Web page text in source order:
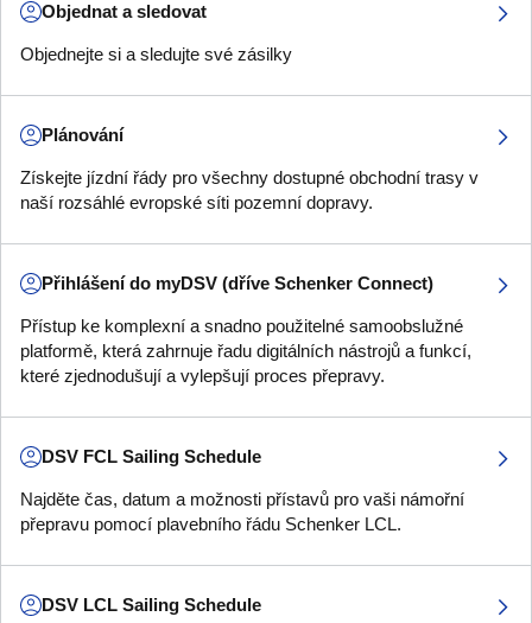
Objednat a sledovat
Objednejte si a sledujte své zásilky
Plánování
Získejte jízdní řády pro všechny dostupné obchodní trasy v
naší rozsáhlé evropské síti pozemní dopravy.
Přihlášení do myDSV (dříve Schenker Connect)
Přístup ke komplexní a snadno použitelné samoobslužné
platformě, která zahrnuje řadu digitálních nástrojů a funkcí,
které zjednodušují a vylepšují proces přepravy.
DSV FCL Sailing Schedule
Najděte čas, datum a možnosti přístavů pro vaši námořní
přepravu pomocí plavebního řádu Schenker LCL.
DSV LCL Sailing Schedule